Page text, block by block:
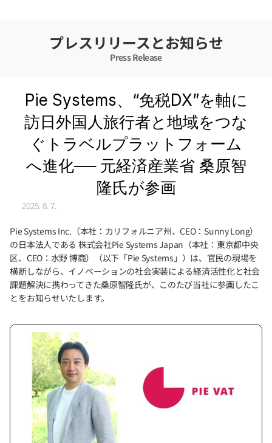
プレスリリースとお知らせ
Press Release
Pie Systems、“免税DX”を軸に
訪日外国人旅行者と地域をつな
ぐトラベルプラットフォーム
へ進化── 元経済産業省 桑原智
隆氏が参画
2025. 8. 7.
Pie Systems Inc.（本社：カリフォルニア州、CEO：Sunny Long）
の日本法人である 株式会社Pie Systems Japan（本社：東京都中央
区、CEO：水野 博商）（以下「Pie Systems」）は、官民の現場を
横断しながら、イノベーションの社会実装による経済活性化と社会
課題解決に携わってきた桑原智隆氏が、このたび当社に参画したこ
とをお知らせいたします。